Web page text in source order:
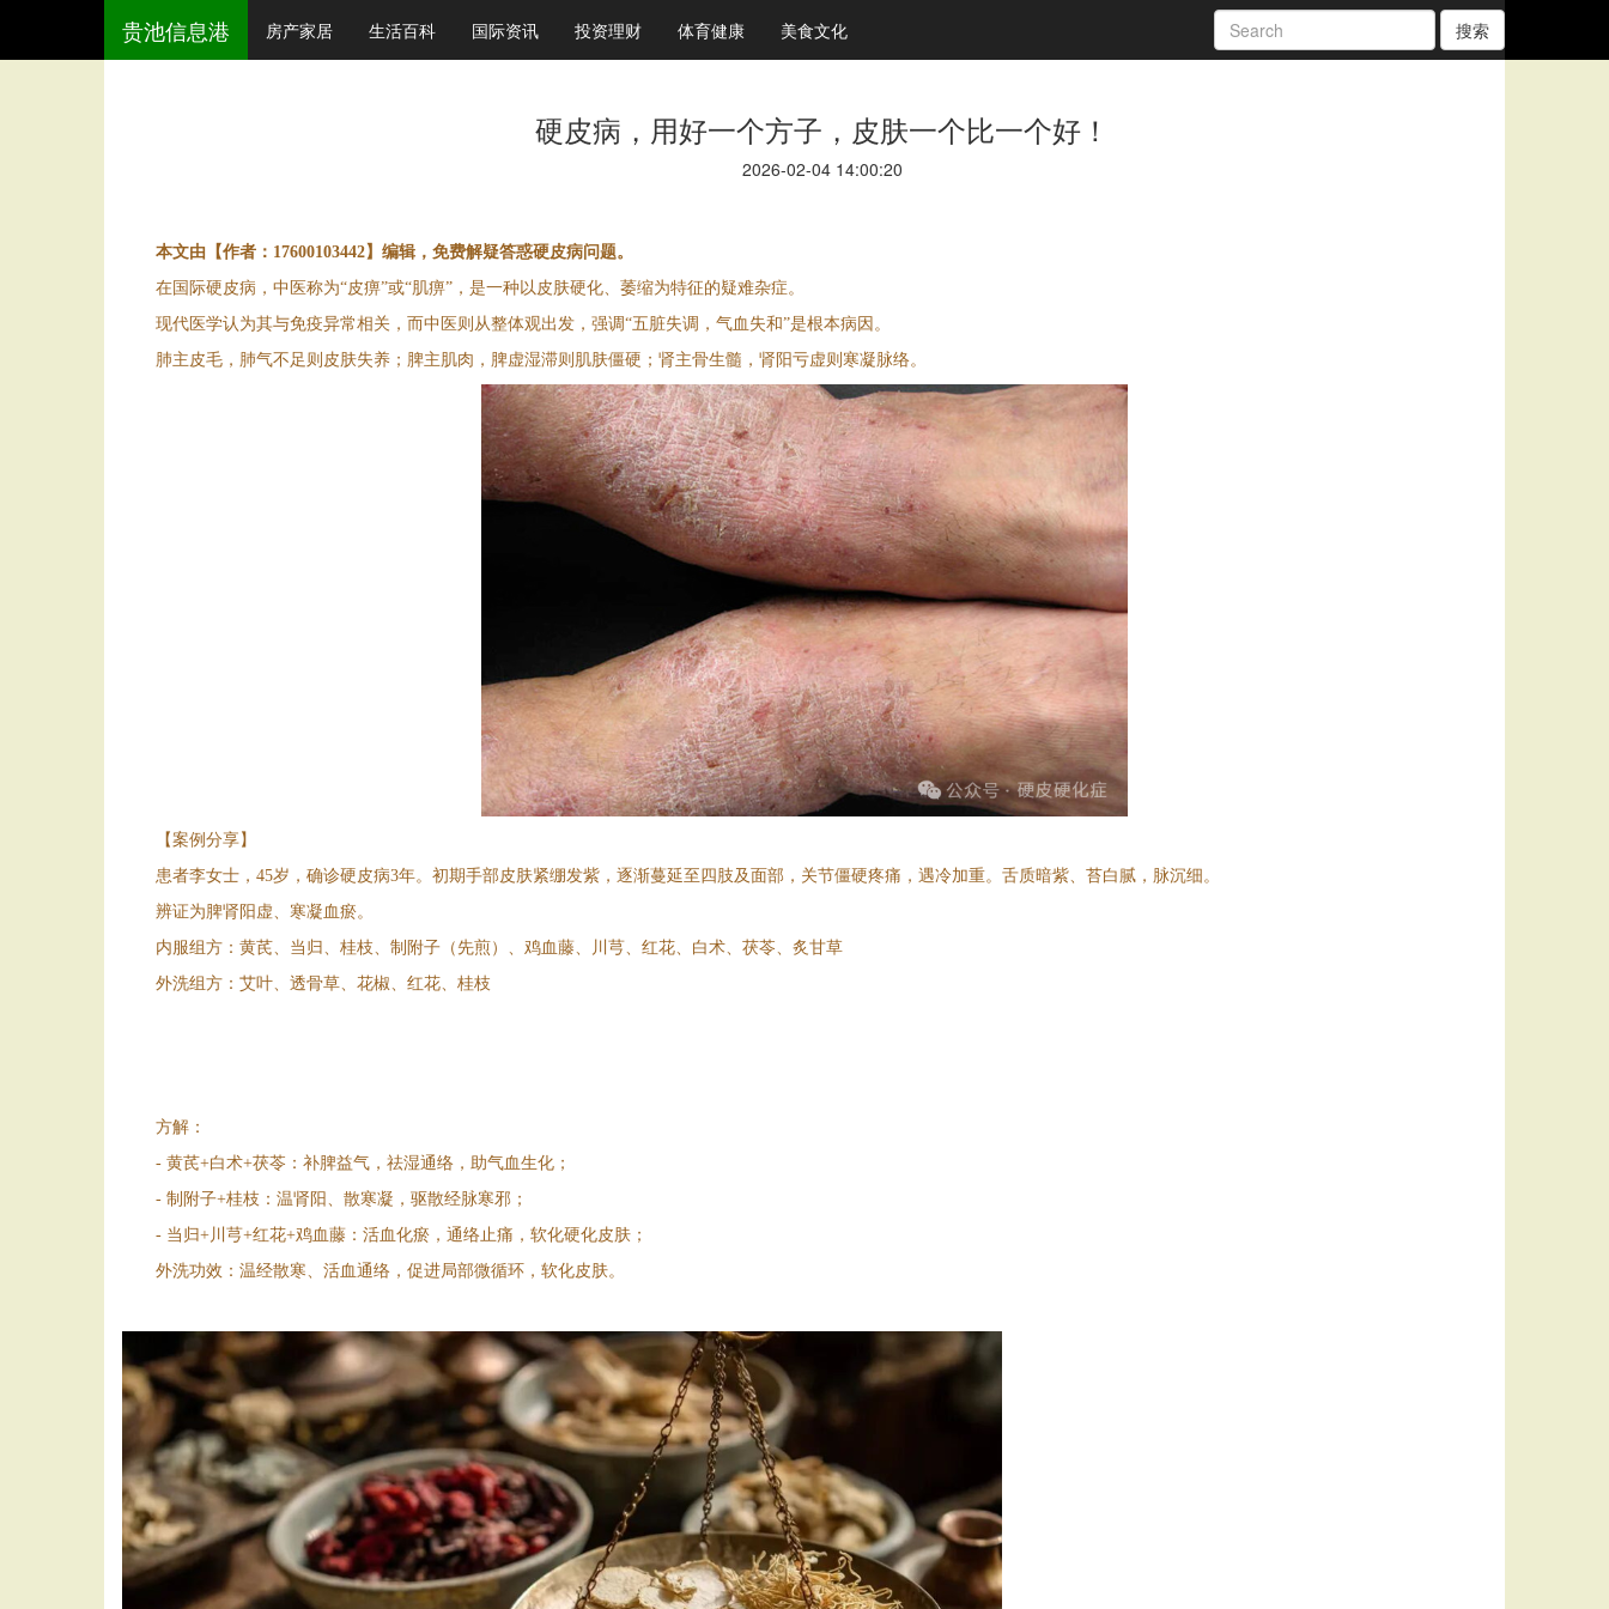
贵池信息港 房产家居 生活百科 国际资讯 投资理财 体育健康 美食文化 搜索
硬皮病，用好一个方子，皮肤一个比一个好！
2026-02-04 14:00:20
本文由【作者：17600103442】编辑，免费解疑答惑硬皮病问题。
在国际硬皮病，中医称为“皮痹”或“肌痹”，是一种以皮肤硬化、萎缩为特征的疑难杂症。
现代医学认为其与免疫异常相关，而中医则从整体观出发，强调“五脏失调，气血失和”是根本病因。
肺主皮毛，肺气不足则皮肤失养；脾主肌肉，脾虚湿滞则肌肤僵硬；肾主骨生髓，肾阳亏虚则寒凝脉络。
【案例分享】
患者李女士，45岁，确诊硬皮病3年。初期手部皮肤紧绷发紫，逐渐蔓延至四肢及面部，关节僵硬疼痛，遇冷加重。舌质暗紫、苔白腻，脉沉细。
辨证为脾肾阳虚、寒凝血瘀。
内服组方：黄芪、当归、桂枝、制附子（先煎）、鸡血藤、川芎、红花、白术、茯苓、炙甘草
外洗组方：艾叶、透骨草、花椒、红花、桂枝
方解：
- 黄芪+白术+茯苓：补脾益气，祛湿通络，助气血生化；
- 制附子+桂枝：温肾阳、散寒凝，驱散经脉寒邪；
- 当归+川芎+红花+鸡血藤：活血化瘀，通络止痛，软化硬化皮肤；
外洗功效：温经散寒、活血通络，促进局部微循环，软化皮肤。